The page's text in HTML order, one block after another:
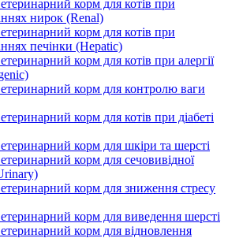
корм для котів при
нирок (Renal)
корм для котів при
печінки (Hepatic)
корм для котів при алергії
корм для контролю ваги
корм для котів при діабеті
корм для шкіри та шерсті
корм для сечовивідної
корм для зниження стресу
корм для виведення шерсті
корм для відновлення